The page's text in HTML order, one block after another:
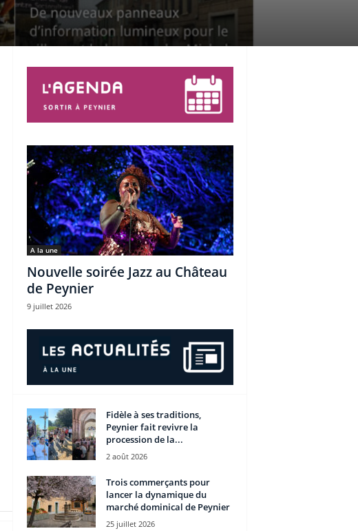
A la une
Nouvelle soirée Jazz au Château
de Peynier
9 juillet 2026
Fidèle à ses traditions,
Peynier fait revivre la
procession de la...
2 août 2026
Trois commerçants pour
lancer la dynamique du
marché dominical de Peynier
25 juillet 2026